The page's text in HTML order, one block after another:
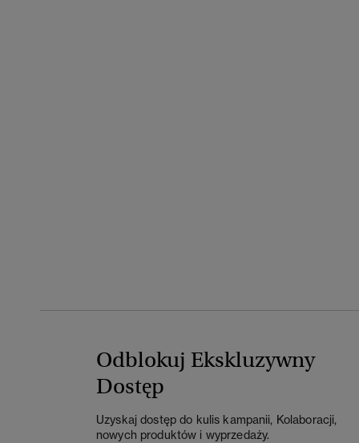
Odblokuj Ekskluzywny
Dostęp
Uzyskaj dostęp do kulis kampanii, Kolaboracji,
nowych produktów i wyprzedaży.